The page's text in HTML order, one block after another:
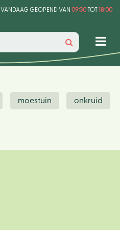
VANDAAG GEOPEND VAN 09:30TOT18:00
moestuin onkruid